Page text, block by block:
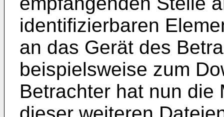
identifizierbaren
an das Gerät des
beispielsweise zum
Betrachter hat nun die